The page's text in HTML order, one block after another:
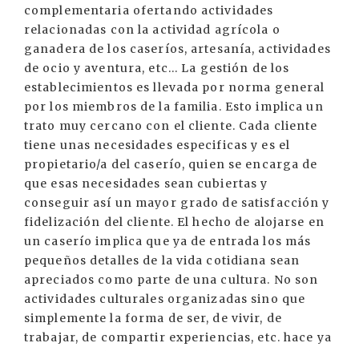
complementaria ofertando actividades
relacionadas con la actividad agrícola o
ganadera de los caseríos, artesanía, actividades
de ocio y aventura, etc... La gestión de los
establecimientos es llevada por norma general
por los miembros de la familia. Esto implica un
trato muy cercano con el cliente. Cada cliente
tiene unas necesidades especificas y es el
propietario/a del caserío, quien se encarga de
que esas necesidades sean cubiertas y
conseguir así un mayor grado de satisfacción y
fidelización del cliente. El hecho de alojarse en
un caserío implica que ya de entrada los más
pequeños detalles de la vida cotidiana sean
apreciados como parte de una cultura. No son
actividades culturales organizadas sino que
simplemente la forma de ser, de vivir, de
trabajar, de compartir experiencias, etc. hace ya